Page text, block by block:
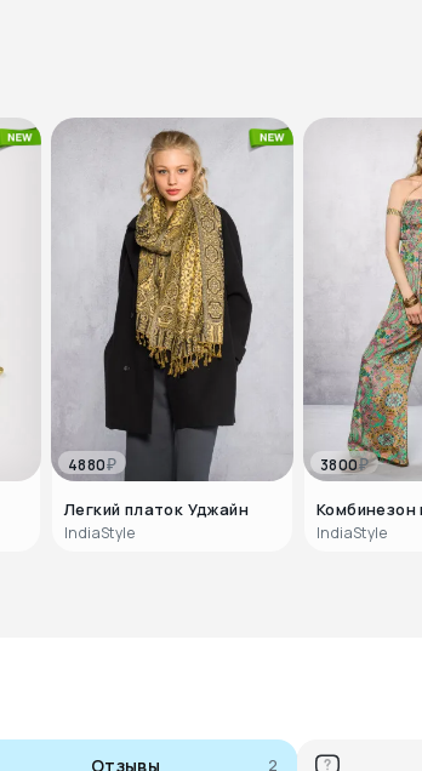
4880₽
Легкий платок Уджайн
IndiaStyle
3800₽
Комбинезон
IndiaStyle
Отзывы 2